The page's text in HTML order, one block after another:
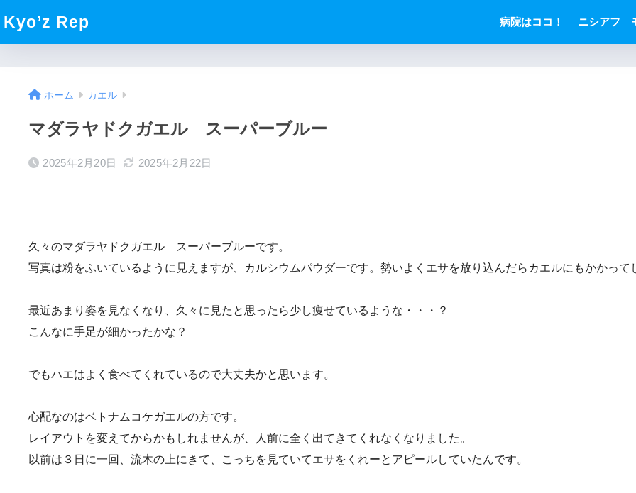
Kyo’z Rep 病院はココ！ ニシアフ
ホーム カエル
マダラヤドクガエル スーパーブルー
2025年2月20日 2025年2月22日
久々のマダラヤドクガエル スーパーブルーです。
写真は粉をふいているように見えますが、カルシウムパウダーです。勢いよくエサを放り込んだらカエルにもかかって
最近あまり姿を見なくなり、久々に見たと思ったら少し痩せているような・・・？
こんなに手足が細かったかな？
でもハエはよく食べてくれているので大丈夫かと思います。
心配なのはベトナムコケガエルの方です。
レイアウトを変えてからかもしれませんが、人前に全く出てきてくれなくなりました。
以前は３日に一回、流木の上にきて、こっちを見ていてエサをくれーとアピールしていたんです。